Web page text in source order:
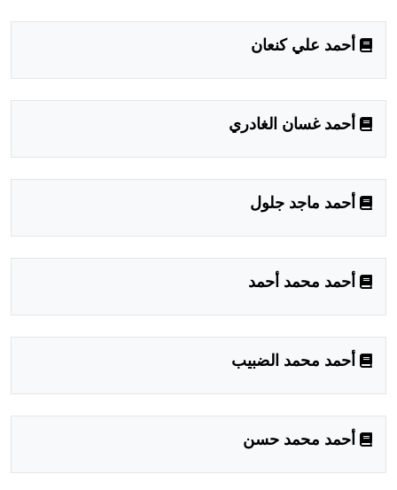
أحمد علي كنعان
أحمد غسان الغادري
أحمد ماجد جلول
أحمد محمد أحمد
أحمد محمد الضبيب
أحمد محمد حسن